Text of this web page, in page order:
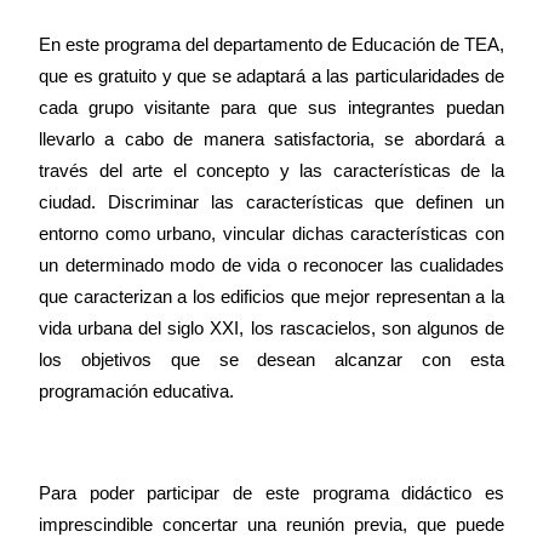
En este programa del departamento de Educación de TEA,
que es gratuito y que se adaptará a las particularidades de
cada grupo visitante para que sus integrantes puedan
llevarlo a cabo de manera satisfactoria, se abordará a
través del arte el concepto y las características de la
ciudad. Discriminar las características que definen un
entorno como urbano, vincular dichas características con
un determinado modo de vida o reconocer las cualidades
que caracterizan a los edificios que mejor representan a la
vida urbana del siglo XXI, los rascacielos, son algunos de
los objetivos que se desean alcanzar con esta
programación educativa.
Para poder participar de este programa didáctico es
imprescindible concertar una reunión previa, que puede